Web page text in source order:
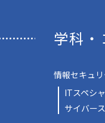
学科・
情報セキュ
ITスペシ
サイバー